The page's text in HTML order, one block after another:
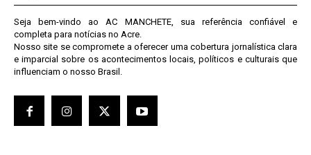
Seja bem-vindo ao AC MANCHETE, sua referência confiável e
completa para notícias no Acre.
Nosso site se compromete a oferecer uma cobertura jornalística clara
e imparcial sobre os acontecimentos locais, políticos e culturais que
influenciam o nosso Brasil.